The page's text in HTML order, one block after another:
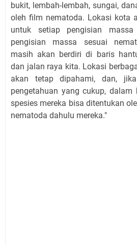
bukit, lembah-lembah, sungai,
oleh film nematoda. Lokasi kota
untuk setiap pengisian
pengisian massa sesuai
masih akan berdiri di baris
dan jalan raya kita. Lokasi
akan tetap dipahami, dan,
pengetahuan yang cukup, dalam
spesies mereka bisa ditentukan
nematoda dahulu mereka."